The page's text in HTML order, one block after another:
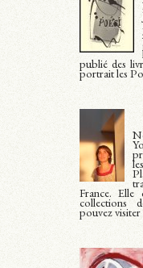
publié des
portrait les
France. Elle
collections
pouvez visiter